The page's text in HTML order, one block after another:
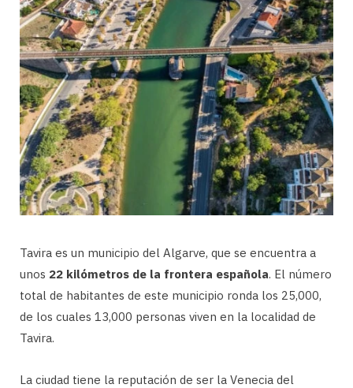
Tavira es un municipio del Algarve, que se encuentra a
unos 22 kilómetros de la frontera española. El número
total de habitantes de este municipio ronda los 25,000,
de los cuales 13,000 personas viven en la localidad de
Tavira.
La ciudad tiene la reputación de ser la Venecia del